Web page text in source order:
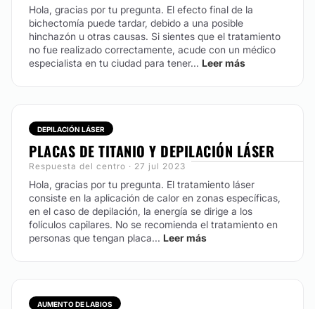
Hola, gracias por tu pregunta. El efecto final de la
bichectomía puede tardar, debido a una posible
hinchazón u otras causas. Si sientes que el tratamiento
no fue realizado correctamente, acude con un médico
especialista en tu ciudad para tener... Leer más
DEPILACIÓN LÁSER
PLACAS DE TITANIO Y DEPILACIÓN LÁSER
Respuesta del centro · 27 jul 2023
Hola, gracias por tu pregunta. El tratamiento láser
consiste en la aplicación de calor en zonas específicas,
en el caso de depilación, la energía se dirige a los
folículos capilares. No se recomienda el tratamiento en
personas que tengan placa... Leer más
AUMENTO DE LABIOS